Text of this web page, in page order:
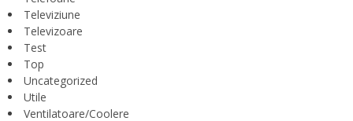
Televiziune
Televizoare
Test
Top
Uncategorized
Utile
Ventilatoare/Coolere